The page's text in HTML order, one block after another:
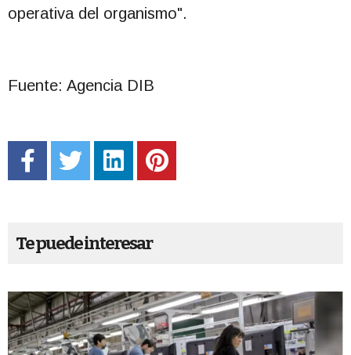
operativa del organismo".
Fuente: Agencia DIB
Te puede interesar